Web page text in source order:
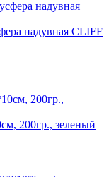
надувная CLIFF
200гр., зеленый